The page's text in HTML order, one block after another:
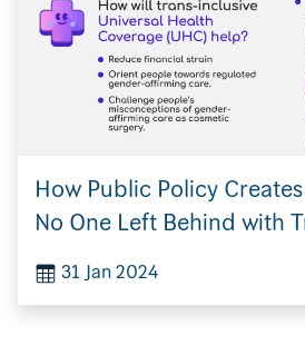
How Public Policy
No One Left Behind with
Universal Health Coverage
31 Jan 2024